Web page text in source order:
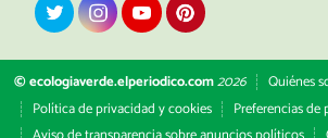
© ecologiaverde.elperiodico.com2026 Quiénes
Política de privacidad y cookies
Preferencias de